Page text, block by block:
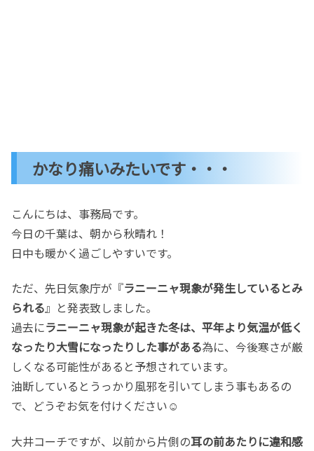
かなり痛いみたいです・・・
こんにちは、事務局です。
今日の千葉は、朝から秋晴れ！
日中も暖かく過ごしやすいです。
ただ、先日気象庁が『ラニーニャ現象が発生しているとみ
られる』と発表致しました。
過去にラニーニャ現象が起きた冬は、平年より気温が低く
なったり大雪になったりした事がある為に、今後寒さが厳
しくなる可能性があると予想されています。
油断しているとうっかり風邪を引いてしまう事もあるの
で、どうぞお気を付けください☺
大井コーチですが、以前から片側の耳の前あたりに違和感